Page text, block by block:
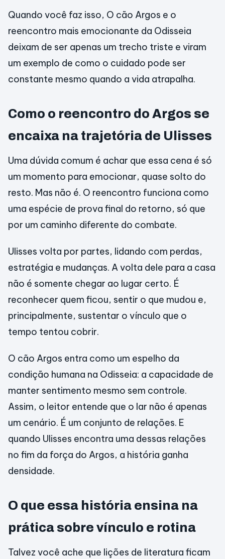
Quando você faz isso, O cão Argos e o
reencontro mais emocionante da Odisseia
deixam de ser apenas um trecho triste e viram
um exemplo de como o cuidado pode ser
constante mesmo quando a vida atrapalha.
Como o reencontro do Argos se
encaixa na trajetória de Ulisses
Uma dúvida comum é achar que essa cena é só
um momento para emocionar, quase solto do
resto. Mas não é. O reencontro funciona como
uma espécie de prova final do retorno, só que
por um caminho diferente do combate.
Ulisses volta por partes, lidando com perdas,
estratégia e mudanças. A volta dele para a casa
não é somente chegar ao lugar certo. É
reconhecer quem ficou, sentir o que mudou e,
principalmente, sustentar o vínculo que o
tempo tentou cobrir.
O cão Argos entra como um espelho da
condição humana na Odisseia: a capacidade de
manter sentimento mesmo sem controle.
Assim, o leitor entende que o lar não é apenas
um cenário. É um conjunto de relações. E
quando Ulisses encontra uma dessas relações
no fim da força do Argos, a história ganha
densidade.
O que essa história ensina na
prática sobre vínculo e rotina
Talvez você ache que lições de literatura ficam